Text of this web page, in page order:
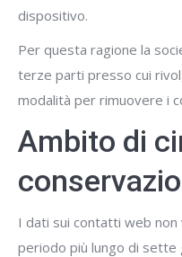
dispositivo.
Per questa ragione la
terze parti presso cui
modalità per rimuovere i
Ambito di
I dati sui contatti web
periodo più lungo di sette